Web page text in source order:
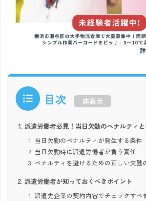
目次 非表示
派遣労働者必見！当日欠勤のペナルティと
当日欠勤のペナルティが発生する条件
当日欠勤時に派遣労働者が負う責任
ペナルティを避けるための正しい欠勤
派遣労働者が知っておくべきポイント
派遣先企業の契約内容でチェックすべ